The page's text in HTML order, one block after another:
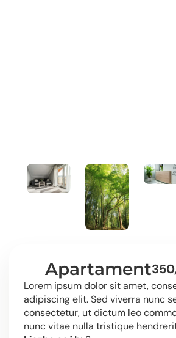
Apartament
Lorem ipsum dolor sit amet,
adipiscing elit. Sed viverra nunc
consectetur, ut dictum leo
nunc vitae nulla tristique